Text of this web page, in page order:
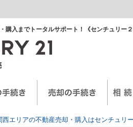
購入までトータルサポート！《センチュリー
西エリアの不動産売却・購入はセンチュリ